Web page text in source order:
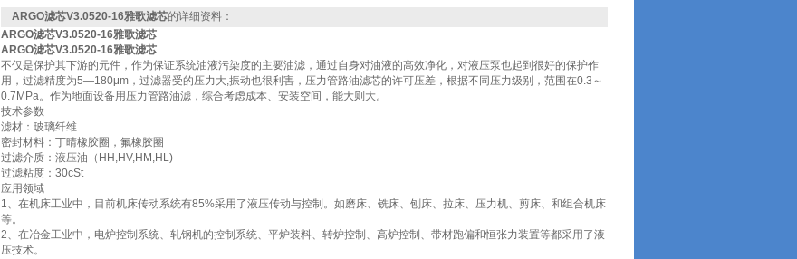
ARGO滤芯V3.0520-16雅歌滤芯的详细资料：
ARGO滤芯V3.0520-16雅歌滤芯
ARGO滤芯V3.0520-16雅歌滤芯
不仅是保护其下游的元件，作为保证系统油液污染度的主要油滤，通过自身对油液的高效净化，对液压泵也起到很好的保护作
用，过滤精度为5—180μm，过滤器受的压力大,振动也很利害，压力管路油滤芯的许可压差，根据不同压力级别，范围在0.3～
0.7MPa。作为地面设备用压力管路油滤，综合考虑成本、安装空间，能大则大。
技术参数
滤材：玻璃纤维
密封材料：丁晴橡胶圈，氟橡胶圈
过滤介质：液压油（HH,HV,HM,HL)
过滤粘度：30cSt
应用领域
1、在机床工业中，目前机床传动系统有85%采用了液压传动与控制。如磨床、铣床、刨床、拉床、压力机、剪床、和组合机床
等。
2、在冶金工业中，电炉控制系统、轧钢机的控制系统、平炉装料、转炉控制、高炉控制、带材跑偏和恒张力装置等都采用了液
压技术。